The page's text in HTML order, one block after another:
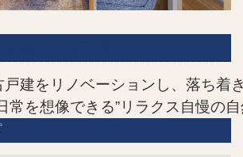
建をリノベーションし、落ち着
常を想像できる”リラクス自慢の